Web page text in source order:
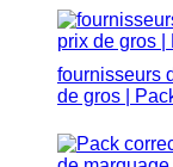
fournisseurs
de gros |